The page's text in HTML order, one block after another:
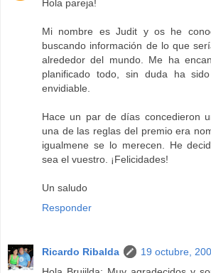
Hola pareja!
Mi nombre es Judit y os he
buscando información de lo que
alrededor del mundo. Me ha
planificado todo, sin duda ha
envidiable.
Hace un par de días concedieron
una de las reglas del premio era
igualmene se lo merecen. He
sea el vuestro. ¡Felicidades!
Un saludo
Responder
Ricardo Ribalda
19 octubre,